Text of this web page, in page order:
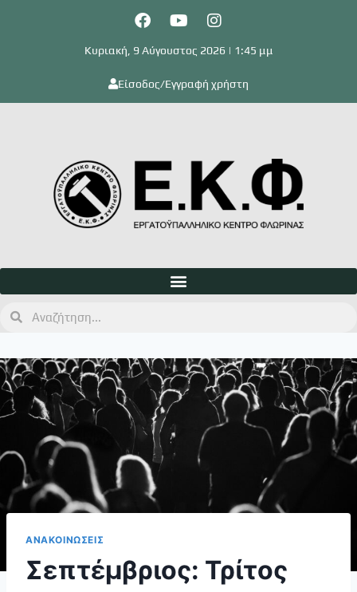
Κυριακή, 9 Αύγουστος 2026 | 1:45 μμ
Είσοδος/Εγγραφή χρήστη
ΑΝΑΚΟΙΝΩΣΕΙΣ
Σεπτέμβριος: Τρίτος